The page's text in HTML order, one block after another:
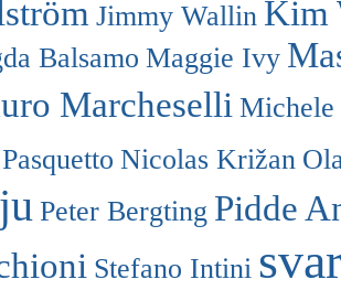
Jimmy Wallin Kim
Balsamo Maggie Ivy
Marcheselli Michele
Nicolas Križan
Peter Bergting Pidde
Stefano Intini